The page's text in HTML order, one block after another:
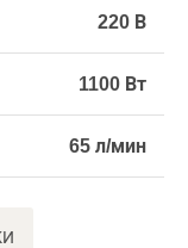
220 В
1100 Вт
65 л/мин